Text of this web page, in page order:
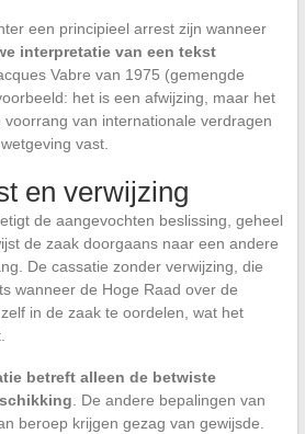
een principieel arrest zijn wanneer
interpretatie van een tekst
Vabre van 1975 (gemengde
het is een afwijzing, maar het
van internationale verdragen
vast.
en verwijzing
de aangevochten beslissing, geheel
de zaak doorgaans naar een andere
De cassatie zonder verwijzing, die
wanneer de Hoge Raad over de
in de zaak te oordelen, wat het
betreft alleen de betwiste
. De andere bepalingen van
beroep krijgen gezag van gewijsde.